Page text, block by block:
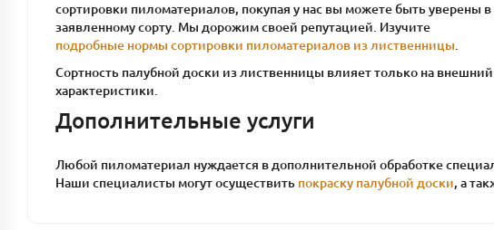
сортировки пиломатериалов, покупая у нас вы можете быть уверены в
заявленному сорту. Мы дорожим своей репутацией. Изучите
подробные нормы сортировки пиломатериалов из лиственницы
Сортность палубной доски из лиственницы влияет только на
характеристики.
Дополнительные услуги
Любой пиломатериал нуждается в дополнительной обработке
Наши специалисты могут осуществить покраску палубной доски, а